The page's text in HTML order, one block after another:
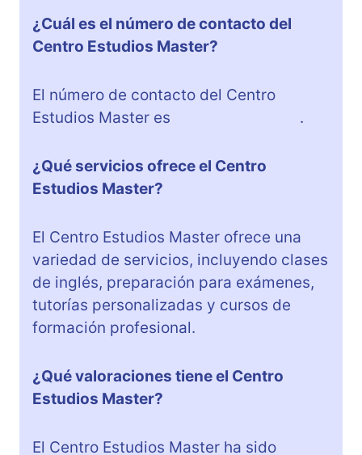
¿Cuál es el número de contacto del
Centro Estudios Master?
El número de contacto del Centro
Estudios Master es
.
¿Qué servicios ofrece el Centro
Estudios Master?
El Centro Estudios Master ofrece una
variedad de servicios, incluyendo clases
de inglés, preparación para exámenes,
tutorías personalizadas y cursos de
formación profesional.
¿Qué valoraciones tiene el Centro
Estudios Master?
El Centro Estudios Master ha sido